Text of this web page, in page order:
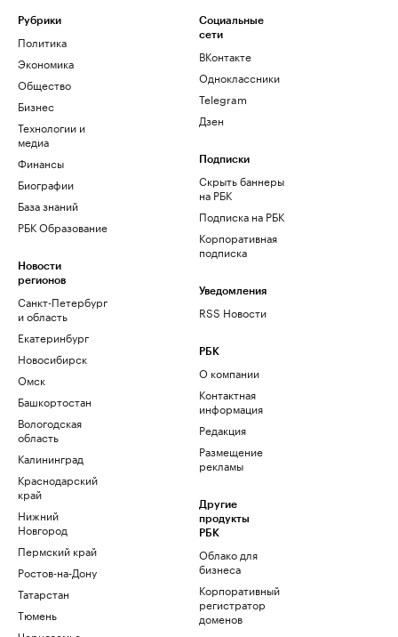
Рубрики
Политика
Экономика
Общество
Бизнес
Технологии и
медиа
Финансы
Биографии
База знаний
РБК Образование
Новости
регионов
Санкт-Петербург
и область
Екатеринбург
Новосибирск
Омск
Башкортостан
Вологодская
область
Калининград
Краснодарский
край
Нижний
Новгород
Пермский край
Ростов-на-Дону
Татарстан
Тюмень
Социальные
сети
ВКонтакте
Одноклассники
Telegram
Дзен
Подписки
Скрыть баннеры
на РБК
Подписка на РБК
Корпоративная
подписка
Уведомления
RSS Новости
РБК
О компании
Контактная
информация
Редакция
Размещение
рекламы
Другие
продукты
РБК
Облако для
бизнеса
Корпоративный
регистратор
доменов